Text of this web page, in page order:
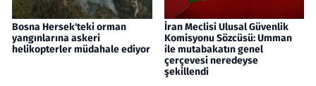
Bosna Hersek'teki orman
yangınlarına askeri
helikopterler müdahale ediyor
İran Meclisi Ulusal Güvenlik
Komisyonu Sözcüsü: Umman
ile mutabakatın genel
çerçevesi neredeyse
şekillendi